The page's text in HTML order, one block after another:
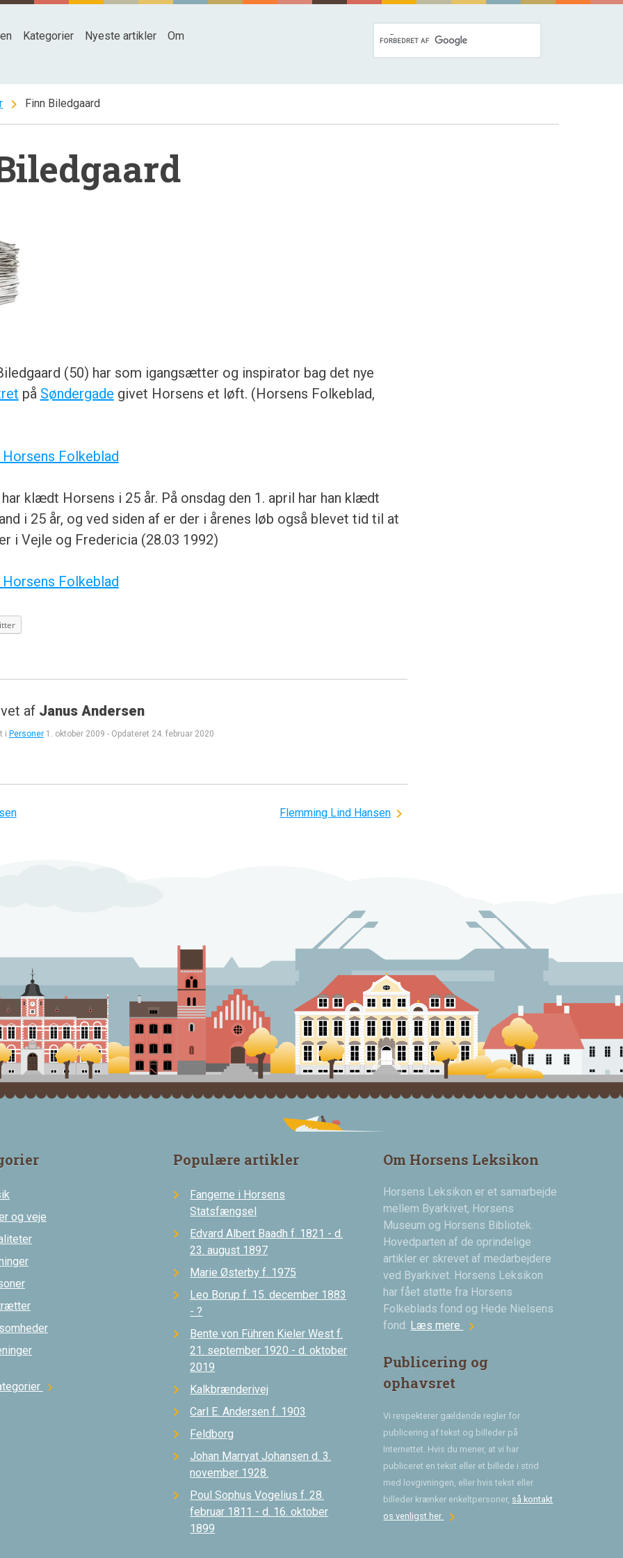
Kategorier Nyeste artikler Om
chevron_right Finn Biledgaard
(50) har som igangsætter og inspirator bag det nye
på Søndergade givet Horsens et løft. (Horsens Folkeblad,
Folkeblad
klædt Horsens i 25 år. På onsdag den 1. april har han klædt
i 25 år, og ved siden af er der i årenes løb også blevet tid til at
i Vejle og Fredericia (28.03 1992)
Folkeblad
af Janus Andersen
i Personer 1. oktober 2009 - Opdateret 24. februar 2020
Flemming Lind Hansen
og veje
chevron_right
Populære artikler
Fangerne i Horsens
Statsfængsel
Edvard Albert Baadh f. 1821 - d.
23. august 1897
Marie Østerby f. 1975
Leo Borup f. 15. december 1883
- ?
Bente von Führen Kieler West f.
21. september 1920 - d. oktober
2019
Kalkbrænderivej
Carl E. Andersen f. 1903
Feldborg
Johan Marryat Johansen d. 3.
november 1928.
Poul Sophus Vogelius f. 28.
februar 1811 - d. 16. oktober
1899
Om Horsens Leksikon
Horsens Leksikon er et samarbejde
mellem Byarkivet, Horsens
Museum og Horsens Bibliotek.
Hovedparten af de oprindelige
artikler er skrevet af medarbejdere
ved Byarkivet. Horsens Leksikon
har fået støtte fra Horsens
Folkeblads fond og Hede Nielsens
fond. Læs mere chevron_right
Publicering og
ophavsret
Vi respekterer gældende regler for
publicering af tekst og billeder på
Internettet. Hvis du mener, at vi har
publiceret en tekst eller et billede i strid
med lovgivningen, eller hvis tekst eller
billeder krænker enkeltpersoner, så kontakt
os venligst her chevron_right